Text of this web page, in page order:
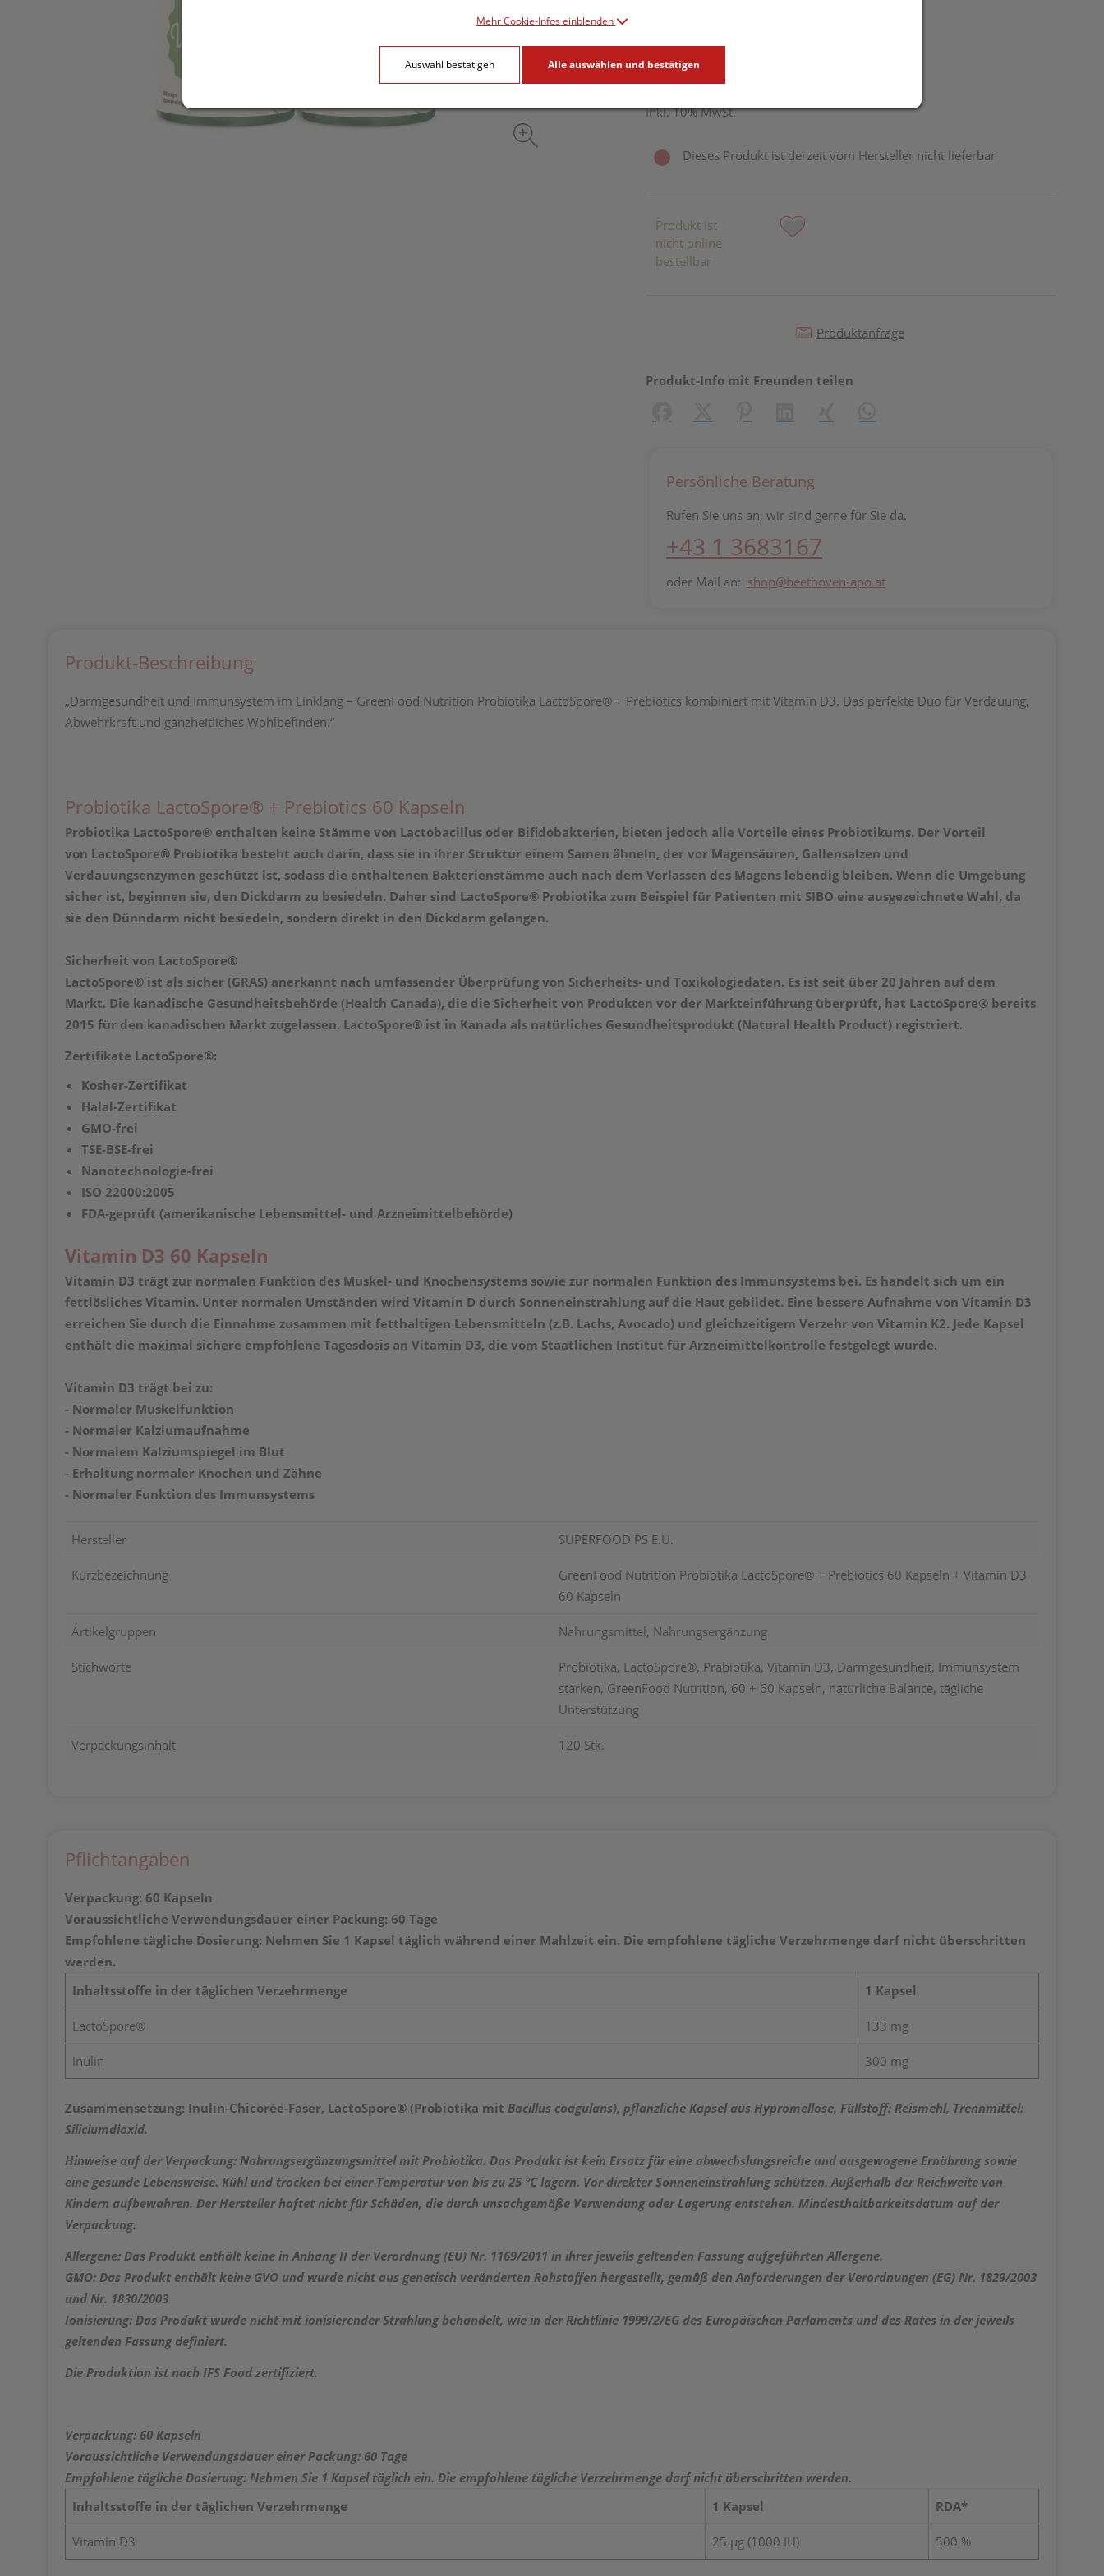
120 Stk. / Einheit
inkl. 10% MwSt.
Dieses Produkt ist derzeit vom Hersteller nicht lieferbar
Produkt ist
nicht online
bestellbar
Produktanfrage
Produkt-Info mit Freunden teilen
Persönliche Beratung
Rufen Sie uns an, wir sind gerne für Sie da.
+43 1 3683167
oder Mail an: shop@beethoven-apo.at
Produkt-Beschreibung
„Darmgesundheit und Immunsystem im Einklang – GreenFood Nutrition Probiotika LactoSpore® + Prebiotics kombiniert mit Vitamin D3. Das perfekte Duo für Verdauung,
Abwehrkraft und ganzheitliches Wohlbefinden.“
Probiotika LactoSpore® + Prebiotics 60 Kapseln
Probiotika LactoSpore® enthalten keine Stämme von Lactobacillus oder Bifidobakterien, bieten jedoch alle Vorteile eines Probiotikums. Der Vorteil
von LactoSpore® Probiotika besteht auch darin, dass sie in ihrer Struktur einem Samen ähneln, der vor Magensäuren, Gallensalzen und
Verdauungsenzymen geschützt ist, sodass die enthaltenen Bakterienstämme auch nach dem Verlassen des Magens lebendig bleiben. Wenn die Umgebung
sicher ist, beginnen sie, den Dickdarm zu besiedeln. Daher sind LactoSpore® Probiotika zum Beispiel für Patienten mit SIBO eine ausgezeichnete Wahl, da
sie den Dünndarm nicht besiedeln, sondern direkt in den Dickdarm gelangen.
Sicherheit von LactoSpore®
LactoSpore® ist als sicher (GRAS) anerkannt nach umfassender Überprüfung von Sicherheits- und Toxikologiedaten. Es ist seit über 20 Jahren auf dem
Markt. Die kanadische Gesundheitsbehörde (Health Canada), die die Sicherheit von Produkten vor der Markteinführung überprüft, hat LactoSpore® bereits
2015 für den kanadischen Markt zugelassen. LactoSpore® ist in Kanada als natürliches Gesundheitsprodukt (Natural Health Product) registriert.
Zertifikate LactoSpore®:
Kosher-Zertifikat
Halal-Zertifikat
GMO-frei
TSE-BSE-frei
Nanotechnologie-frei
ISO 22000:2005
FDA-geprüft (amerikanische Lebensmittel- und Arzneimittelbehörde)
Vitamin D3 60 Kapseln
Vitamin D3 trägt zur normalen Funktion des Muskel- und Knochensystems sowie zur normalen Funktion des Immunsystems bei. Es handelt sich um ein
fettlösliches Vitamin. Unter normalen Umständen wird Vitamin D durch Sonneneinstrahlung auf die Haut gebildet. Eine bessere Aufnahme von Vitamin D3
erreichen Sie durch die Einnahme zusammen mit fetthaltigen Lebensmitteln (z.B. Lachs, Avocado) und gleichzeitigem Verzehr von Vitamin K2. Jede Kapsel
enthält die maximal sichere empfohlene Tagesdosis an Vitamin D3, die vom Staatlichen Institut für Arzneimittelkontrolle festgelegt wurde.
Vitamin D3 trägt bei zu:
- Normaler Muskelfunktion
- Normaler Kalziumaufnahme
- Normalem Kalziumspiegel im Blut
- Erhaltung normaler Knochen und Zähne
- Normaler Funktion des Immunsystems
Hersteller SUPERFOOD PS E.U.
Kurzbezeichnung
GreenFood Nutrition Probiotika LactoSpore® + Prebiotics 60 Kapseln + Vitamin D3
60 Kapseln
Artikelgruppen Nahrungsmittel, Nahrungsergänzung
Stichworte
Probiotika, LactoSpore®, Präbiotika, Vitamin D3, Darmgesundheit, Immunsystem
stärken, GreenFood Nutrition, 60 + 60 Kapseln, natürliche Balance, tägliche
Unterstützung
Verpackungsinhalt 120 Stk.
Pflichtangaben
Verpackung: 60 Kapseln
Voraussichtliche Verwendungsdauer einer Packung: 60 Tage
Empfohlene tägliche Dosierung: Nehmen Sie 1 Kapsel täglich während einer Mahlzeit ein. Die empfohlene tägliche Verzehrmenge darf nicht überschritten
werden.
Inhaltsstoffe in der täglichen Verzehrmenge
1 Kapsel
LactoSpore® 133 mg
Inulin 300 mg
Zusammensetzung: Inulin-Chicorée-Faser, LactoSpore® (Probiotika mit Bacillus coagulans), pflanzliche Kapsel aus Hypromellose, Füllstoff: Reismehl, Trennmittel:
Siliciumdioxid.
Hinweise auf der Verpackung: Nahrungsergänzungsmittel mit Probiotika. Das Produkt ist kein Ersatz für eine abwechslungsreiche und ausgewogene Ernährung sowie
eine gesunde Lebensweise. Kühl und trocken bei einer Temperatur von bis zu 25 °C lagern. Vor direkter Sonneneinstrahlung schützen. Außerhalb der Reichweite von
Kindern aufbewahren. Der Hersteller haftet nicht für Schäden, die durch unsachgemäße Verwendung oder Lagerung entstehen. Mindesthaltbarkeitsdatum auf der
Verpackung.
Allergene: Das Produkt enthält keine in Anhang II der Verordnung (EU) Nr. 1169/2011 in ihrer jeweils geltenden Fassung aufgeführten Allergene.
GMO: Das Produkt enthält keine GVO und wurde nicht aus genetisch veränderten Rohstoffen hergestellt, gemäß den Anforderungen der Verordnungen (EG) Nr. 1829/2003
und Nr. 1830/2003
Ionisierung: Das Produkt wurde nicht mit ionisierender Strahlung behandelt, wie in der Richtlinie 1999/2/EG des Europäischen Parlaments und des Rates in der jeweils
geltenden Fassung definiert.
Die Produktion ist nach IFS Food zertifiziert.
Verpackung: 60 Kapseln
Voraussichtliche Verwendungsdauer einer Packung: 60 Tage
Empfohlene tägliche Dosierung: Nehmen Sie 1 Kapsel täglich ein. Die empfohlene tägliche Verzehrmenge darf nicht überschritten werden.
Inhaltsstoffe in der täglichen Verzehrmenge
1 Kapsel RDA*
Vitamin D3 25 µg (1000 IU) 500 %
Mehr Cookie-Infos einblenden
Auswahl bestätigen Alle auswählen und bestätigen